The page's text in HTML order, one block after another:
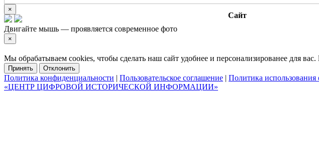
Сайт
×
Двигайте мышь — проявляется современное фото
×
Мы обрабатываем cookies, чтобы сделать наш сайт удобнее и персонализированее для
Принять Отклонить
Политика конфиденциальности | Пользовательское соглашение | Политика использования
«ЦЕНТР ЦИФРОВОЙ ИСТОРИЧЕСКОЙ ИНФОРМАЦИИ»